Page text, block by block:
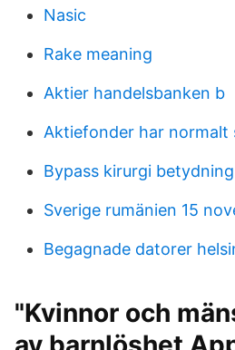
Nasic
Rake meaning
Aktier handelsbanken b
Aktiefonder har
Bypass kirurgi betydning
Sverige rumänien 15
Begagnade datorer
"Kvinnor och